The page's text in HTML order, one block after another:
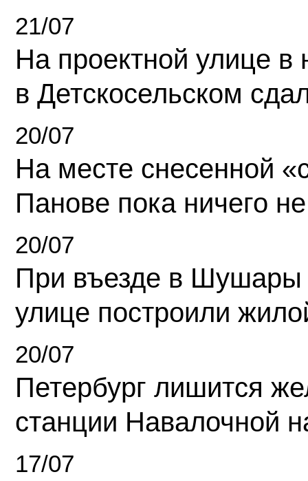
21/07
На проектной улице
в Детскосельском
20/07
На месте снесенной
Панове пока ничего
20/07
При въезде в Шушары
улице построили
20/07
Петербург лишится
станции Навалочной
17/07